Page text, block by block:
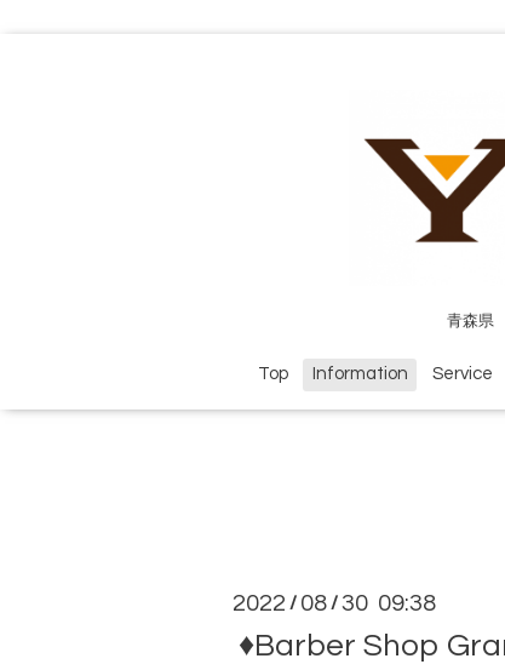
青森県
Top Information Service
2022 / 08 /30 09:38
♦Barber Shop